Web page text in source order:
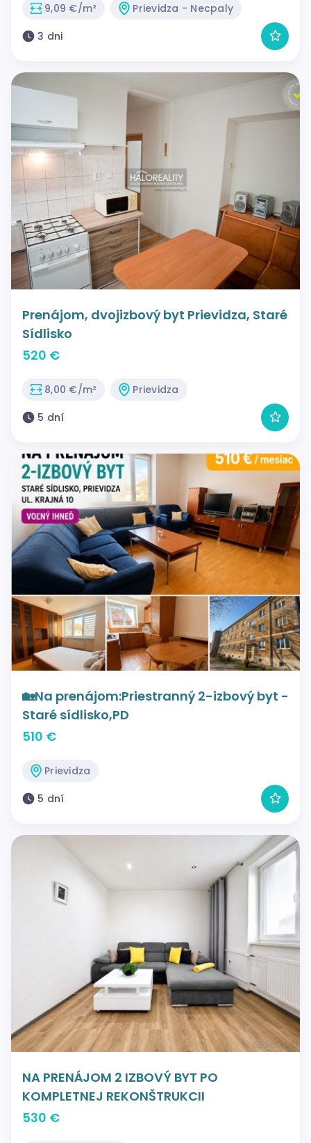
9,09 €/m²
Prievidza - Necpaly
3 dni
Prenájom, dvojizbový byt Prievidza, Staré
Sídlisko
520 €
8,00 €/m²
Prievidza
5 dní
🏡Na prenájom:Priestranný 2-izbový byt -
Staré sídlisko,PD
510 €
Prievidza
5 dní
NA PRENÁJOM 2 IZBOVÝ BYT PO
KOMPLETNEJ REKONŠTRUKCII
530 €